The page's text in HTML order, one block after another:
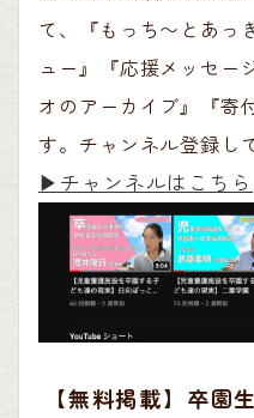
て、『もっち〜とあっ
ュー』『応援メッセー
オのアーカイブ』『寄
す。チャンネル登録し
▶︎チャンネルはこちら
【無料掲載】卒